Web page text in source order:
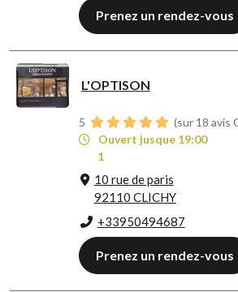
Prenez un rendez-vous
L'OPTISON
5
(sur 18 avis
Ouvert jusque 19:00
1
10 rue de paris
92110 CLICHY
+33950494687
Prenez un rendez-vous